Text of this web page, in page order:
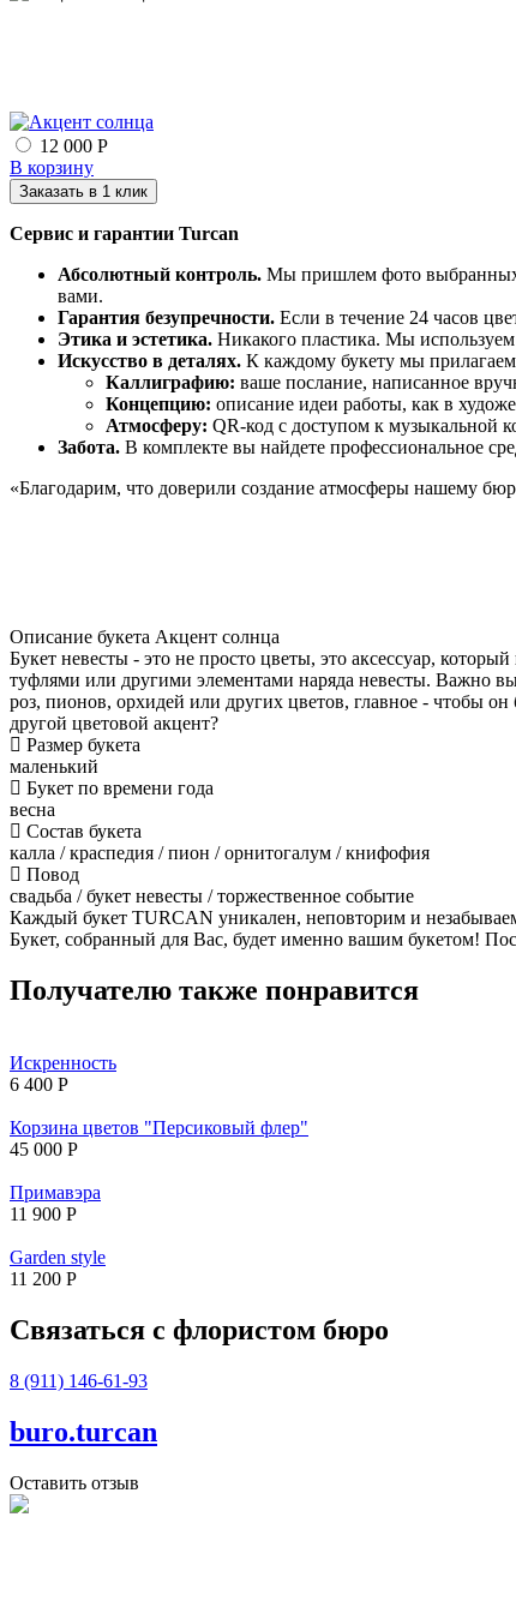
12 000 Р
В корзину
Заказать в 1 клик
Сервис и гарантии Turcan
Абсолютный контроль. Мы пришлем фото выбранных
вами.
Гарантия безупречности. Если в течение 24 часов
Этика и эстетика. Никакого пластика. Мы
Искусство в деталях. К каждому букету мы
Каллиграфию: ваше послание, написанное
Концепцию: описание идеи работы, как в
Атмосферу: QR-код с доступом к музыкальной
Забота. В комплекте вы найдете профессиональное
«Благодарим, что доверили создание атмосферы нашему
Описание букета Акцент солнца
Букет невесты - это не просто цветы, это аксессуар,
туфлями или другими элементами наряда невесты. Важно
роз, пионов, орхидей или других цветов, главное - чтобы
другой цветовой акцент?
Размер букета
маленький
Букет по времени года
весна
Состав букета
калла / краспедия / пион / орнитогалум / книфофия
Повод
свадьба / букет невесты / торжественное событие
Каждый букет TURCAN уникален, неповторим и
Букет, собранный для Вас, будет именно вашим букетом!
Получателю также понравится
Искренность
6 400 Р
Корзина цветов "Персиковый флер"
45 000 Р
Примавэра
11 900 Р
Garden style
11 200 Р
Связаться с флористом бюро
8 (911) 146-61-93
buro.turcan
Оставить отзыв